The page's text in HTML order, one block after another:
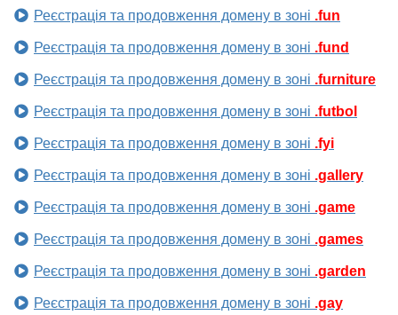
Реєстрація та продовження домену в зоні .fun
Реєстрація та продовження домену в зоні .fund
Реєстрація та продовження домену в зоні .furniture
Реєстрація та продовження домену в зоні .futbol
Реєстрація та продовження домену в зоні .fyi
Реєстрація та продовження домену в зоні .gallery
Реєстрація та продовження домену в зоні .game
Реєстрація та продовження домену в зоні .games
Реєстрація та продовження домену в зоні .garden
Реєстрація та продовження домену в зоні .gay